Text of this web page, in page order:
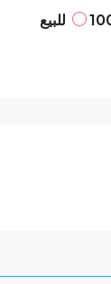
للبيع